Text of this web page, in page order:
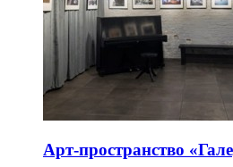
Арт-пространство